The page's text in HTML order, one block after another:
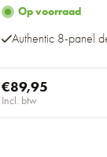
Op voorraad
Authentic 8-panel
€89,95
Incl. btw